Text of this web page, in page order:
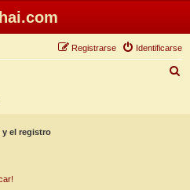
Identificarse
Registrarse
y el registro